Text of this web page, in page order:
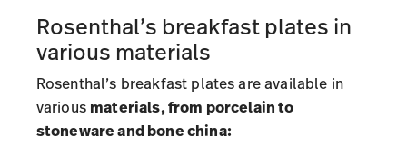
Rosenthal’s breakfast plates in
various materials
Rosenthal’s breakfast plates are available in
various materials, from porcelain to
stoneware and bone china: